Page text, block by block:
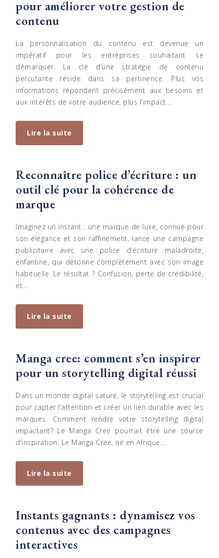
pour améliorer votre gestion de
contenu
La personnalisation du contenu est devenue un
impératif pour les entreprises souhaitant se
démarquer. La clé d’une stratégie de contenu
percutante réside dans sa pertinence. Plus vos
informations répondent précisément aux besoins et
aux intérêts de votre audience, plus l’impact…
Lire la suite
Reconnaître police d’écriture : un
outil clé pour la cohérence de
marque
Imaginez un instant : une marque de luxe, connue pour
son élégance et son raffinement, lance une campagne
publicitaire avec une police d’écriture maladroite,
enfantine, qui détonne complètement avec son image
habituelle. Le résultat ? Confusion, perte de crédibilité,
et…
Lire la suite
Manga cree: comment s’en inspirer
pour un storytelling digital réussi
Dans un monde digital saturé, le storytelling est crucial
pour capter l’attention et créer un lien durable avec les
marques. Comment rendre votre storytelling digital
impactant? Le Manga Cree pourrait être une source
d’inspiration. Le Manga Cree, né en Afrique…
Lire la suite
Instants gagnants : dynamisez vos
contenus avec des campagnes
interactives